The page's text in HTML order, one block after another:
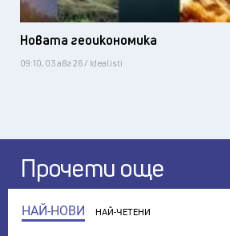
Новата геоикономика
09:10, 03 авг 26 / Idealisti
Прочети още
НАЙ-НОВИ НАЙ-ЧЕТЕНИ